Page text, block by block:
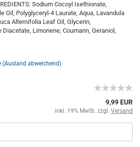
Sodium Cocoyl Isethionate,
Oil, Polyglyceryl-4 Laurate, Aqua, Lavandula
Alternifolia Leaf Oil, Glycerin,
Limonene, Coumarin, Geraniol,
(Ausland abweichend)
9,99 EUR
inkl. 19% MwSt. zzgl. Versand